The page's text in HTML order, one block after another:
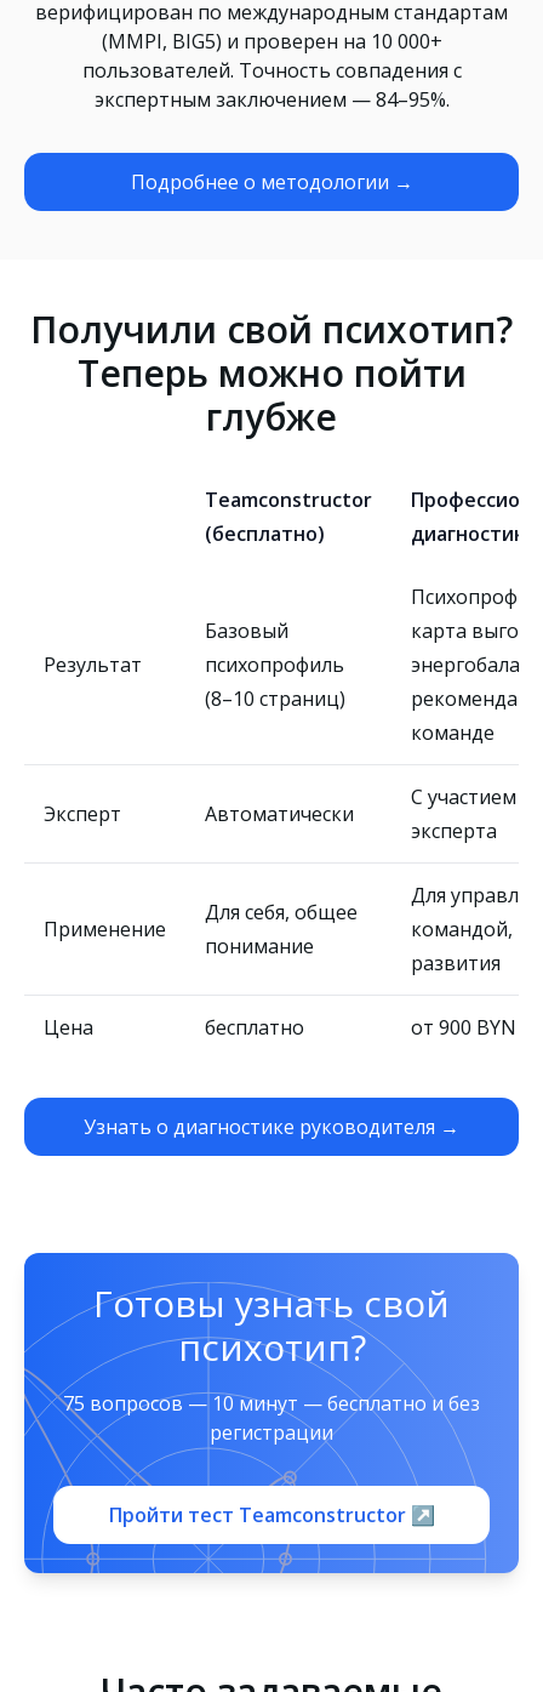
верифицирован по международным стандартам
(MMPI, BIG5) и проверен на 10 000+
пользователей. Точность совпадения с
экспертным заключением — 84–95%.
Подробнее о методологии →
Получили свой психотип?
Теперь можно пойти
глубже
Teamconstructor
(бесплатно)
диагностика
Результат
Базовый
психопрофиль
(8–10 страниц)
карта
команде
Эксперт Автоматически
С участием
эксперта
Применение
Для себя, общее
понимание
Для
командой,
развития
Цена бесплатно от 900 BYN
Узнать о диагностике руководителя →
Готовы узнать свой
психотип?
75 вопросов — 10 минут — бесплатно и без
регистрации
Пройти тест Teamconstructor ↗